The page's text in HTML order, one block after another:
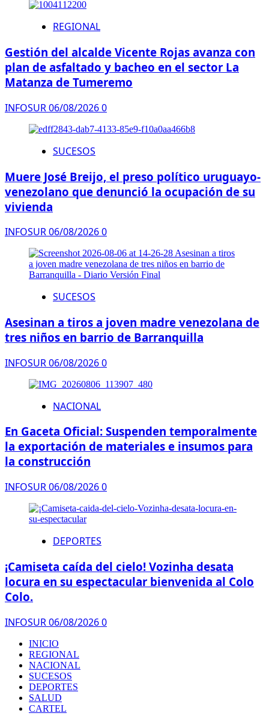
REGIONAL
Gestión del alcalde Vicente Rojas avanza con
plan de asfaltado y bacheo en el sector La
Matanza de Tumeremo
INFOSUR06/08/20260
SUCESOS
Muere José Breijo, el preso político uruguayo-
venezolano que denunció la ocupación de su
vivienda
INFOSUR06/08/20260
SUCESOS
Asesinan a tiros a joven madre venezolana de
tres niños en barrio de Barranquilla
INFOSUR06/08/20260
NACIONAL
En Gaceta Oficial: Suspenden temporalmente
la exportación de materiales e insumos para
la construcción
INFOSUR06/08/20260
DEPORTES
¡Camiseta caída del cielo! Vozinha desata
locura en su espectacular bienvenida al Colo
Colo.
INFOSUR06/08/20260
INICIO
REGIONAL
NACIONAL
SUCESOS
DEPORTES
SALUD
CARTEL